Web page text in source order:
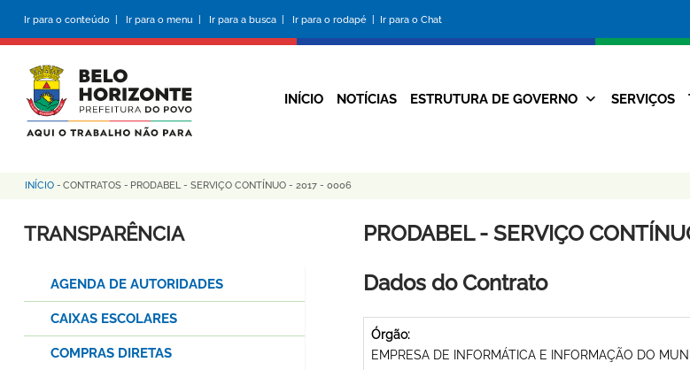
conteúdo
principal
Ir para o conteúdo | Ir para o menu | Ir para a busca | Ir para o rodapé | Ir para o Chat
da
Prefeitura
Navegação
INÍCIO NOTÍCIAS ESTRUTURA DE GOVERNO SERVIÇOS
Trilha
de
INÍCIO - CONTRATOS - PRODABEL - SERVIÇO CONTÍNUO - 2017 - 0006
PRODABEL - SERVIÇO
Dados do Contrato
Órgão:
EMPRESA DE INFORMÁTICA E INFORMAÇÃO DO
TRANSPARÊNCIA
AGENDA DE AUTORIDADES
CAIXAS ESCOLARES
COMPRAS DIRETAS